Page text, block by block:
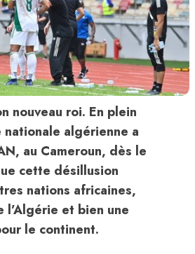
nouveau roi. En plein
nationale algérienne a
au Cameroun, dès le
cette désillusion
nations africaines,
l’Algérie et bien une
le continent.